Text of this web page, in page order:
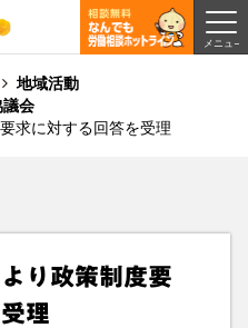
地域活動
会
求に対する回答を受理
り政策制度要
理